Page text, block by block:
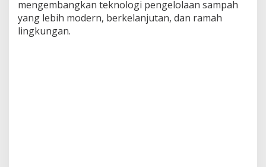
mengembangkan teknologi pengelolaan sampah
yang lebih modern, berkelanjutan, dan ramah
lingkungan.